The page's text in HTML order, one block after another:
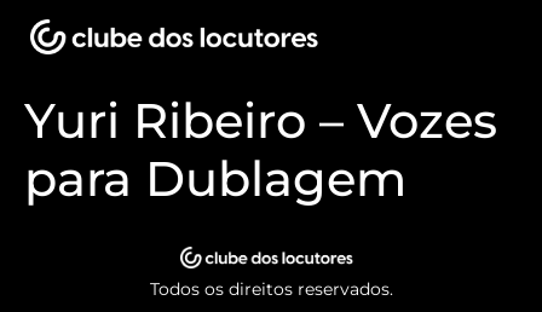
Yuri Ribeiro – Vozes
para Dublagem
Todos os direitos reservados.